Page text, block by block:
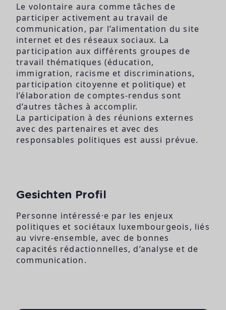
Le volontaire aura comme tâches de
participer activement au travail de
communication, par l’alimentation du site
internet et des réseaux sociaux. La
participation aux différents groupes de
travail thématiques (éducation,
immigration, racisme et discriminations,
participation citoyenne et politique) et
l’élaboration de comptes-rendus sont
d’autres tâches à accomplir.
La participation à des réunions externes
avec des partenaires et avec des
responsables politiques est aussi prévue.
Gesichten Profil
Personne intéressé·e par les enjeux
politiques et sociétaux luxembourgeois, liés
au vivre-ensemble, avec de bonnes
capacités rédactionnelles, d’analyse et de
communication.